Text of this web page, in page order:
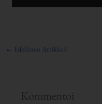
← Edellinen Artikkeli
Kommentoi